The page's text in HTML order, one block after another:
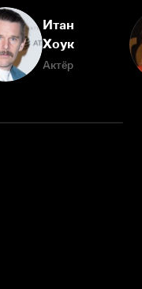
Итан
Хоук
Актёр